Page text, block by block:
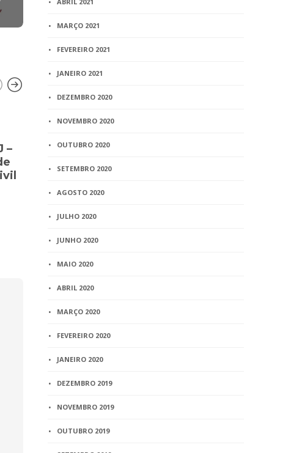
–
Nota de falecimento
1 minread
MARÇO 2021
FEVEREIRO 2021
JANEIRO 2021
DEZEMBRO 2020
NOVEMBRO 2020
OUTUBRO 2020
SETEMBRO 2020
AGOSTO 2020
JULHO 2020
JUNHO 2020
MAIO 2020
ABRIL 2020
MARÇO 2020
FEVEREIRO 2020
JANEIRO 2020
DEZEMBRO 2019
NOVEMBRO 2019
OUTUBRO 2019